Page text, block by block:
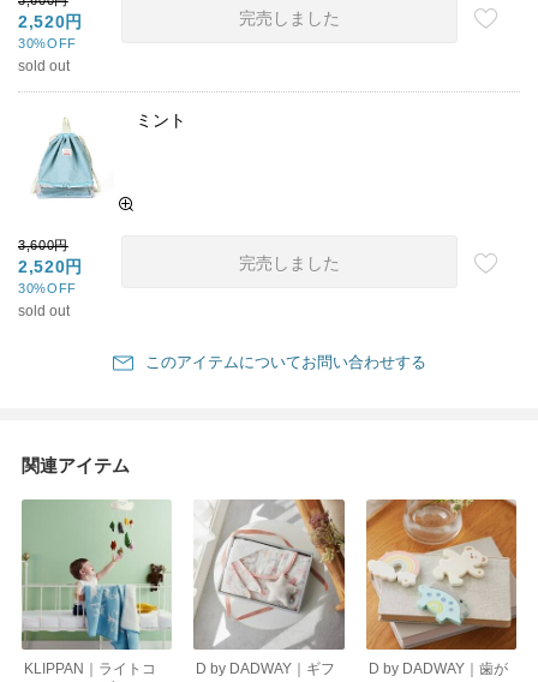
2,520円
30%OFF
sold out
完売しました
ミント
3,600円
2,520円
30%OFF
sold out
完売しました
このアイテムについてお問い合わせする
関連アイテム
KLIPPAN｜ライトコ
D by DADWAY｜ギフ
D by DADWAY｜歯が